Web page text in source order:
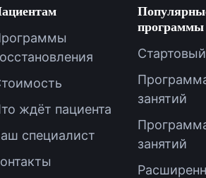
ждёт пациента
специалист
программы
занятий
занятий